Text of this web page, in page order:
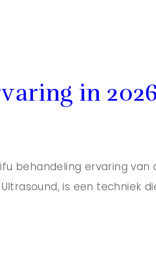
in
behandeling ervaring
is een techniek